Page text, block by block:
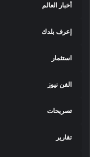
أخبار العالم
إعرف بلدك
استثمار
الفن نيوز
تصريحات
تقارير